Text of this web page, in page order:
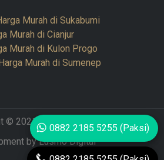
Murah di Sukabumi
Murah di Cianjur
Murah di Kulon Progo
Murah di Sumenep
© 2021 Teraso Furnitur
by Lusmo Digital
0882 2185 5255 (Paksi)